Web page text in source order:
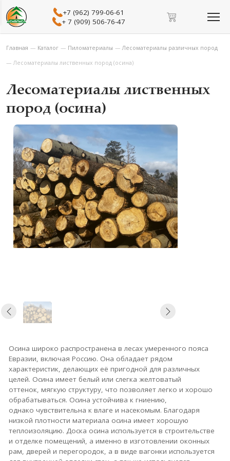
+7 (962) 799-06-61
+ 7 (909) 506-76-47
Главная — Каталог — Пиломатериалы —Лесоматериалы различных пород
— Лесоматериалы лиственных пород (осина)
Лесоматериалы лиственных
пород (осина)
Осина широко распространена в лесах умеренного пояса
Евразии, включая Россию. Она обладает рядом
характеристик, делающих её пригодной для различных
целей. Осина имеет белый или слегка желтоватый
оттенок, мягкую структуру, что позволяет легко и хорошо
обрабатываться. Осина устойчива к гниению,
однако чувствительна к влаге и насекомым. Благодаря
низкой плотности материала осина имеет хорошую
теплоизоляцию. Доска осина используется в строительстве
и отделке помещений, а именно в изготовлении оконных
рам, дверей и перегородок, а в виде вагонки используется